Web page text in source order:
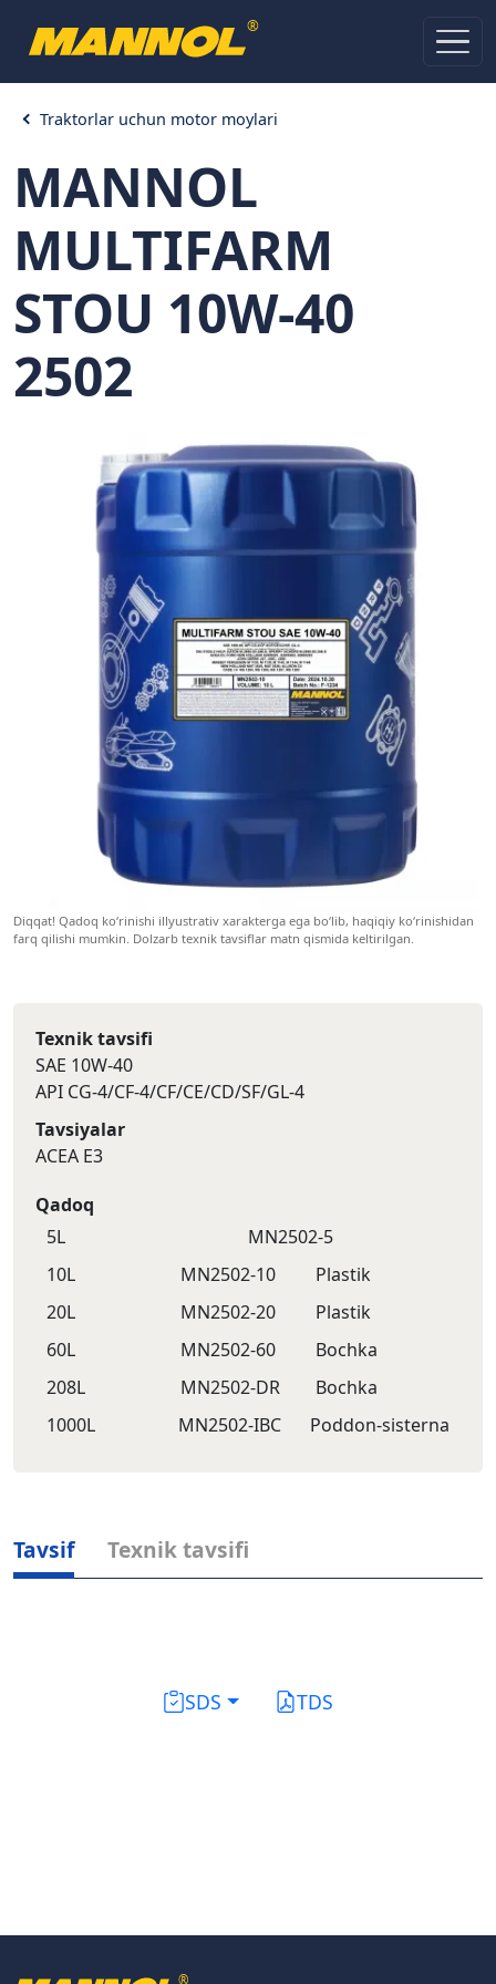
®
Traktorlar uchun motor moylari
MANNOL
MULTIFARM
STOU 10W-40
2502
Diqqat! Qadoq ko‘rinishi illyustrativ xarakterga ega bo‘lib, haqiqiy ko‘rinishidan
farq qilishi mumkin. Dolzarb texnik tavsiflar matn qismida keltirilgan.
Texnik tavsifi
SAE 10W-40
API CG-4/CF-4/CF/CE/CD/SF/GL-4
Tavsiyalar
ACEA E3
Qadoq
5L
MN2502-5
10L
MN2502-10
Plastik
20L
MN2502-20
Plastik
60L
MN2502-60
Bochka
208L
MN2502-DR
Bochka
1000L
MN2502-IBC Poddon-sisternа
Tavsif Texnik tavsifi
SDS TDS
®